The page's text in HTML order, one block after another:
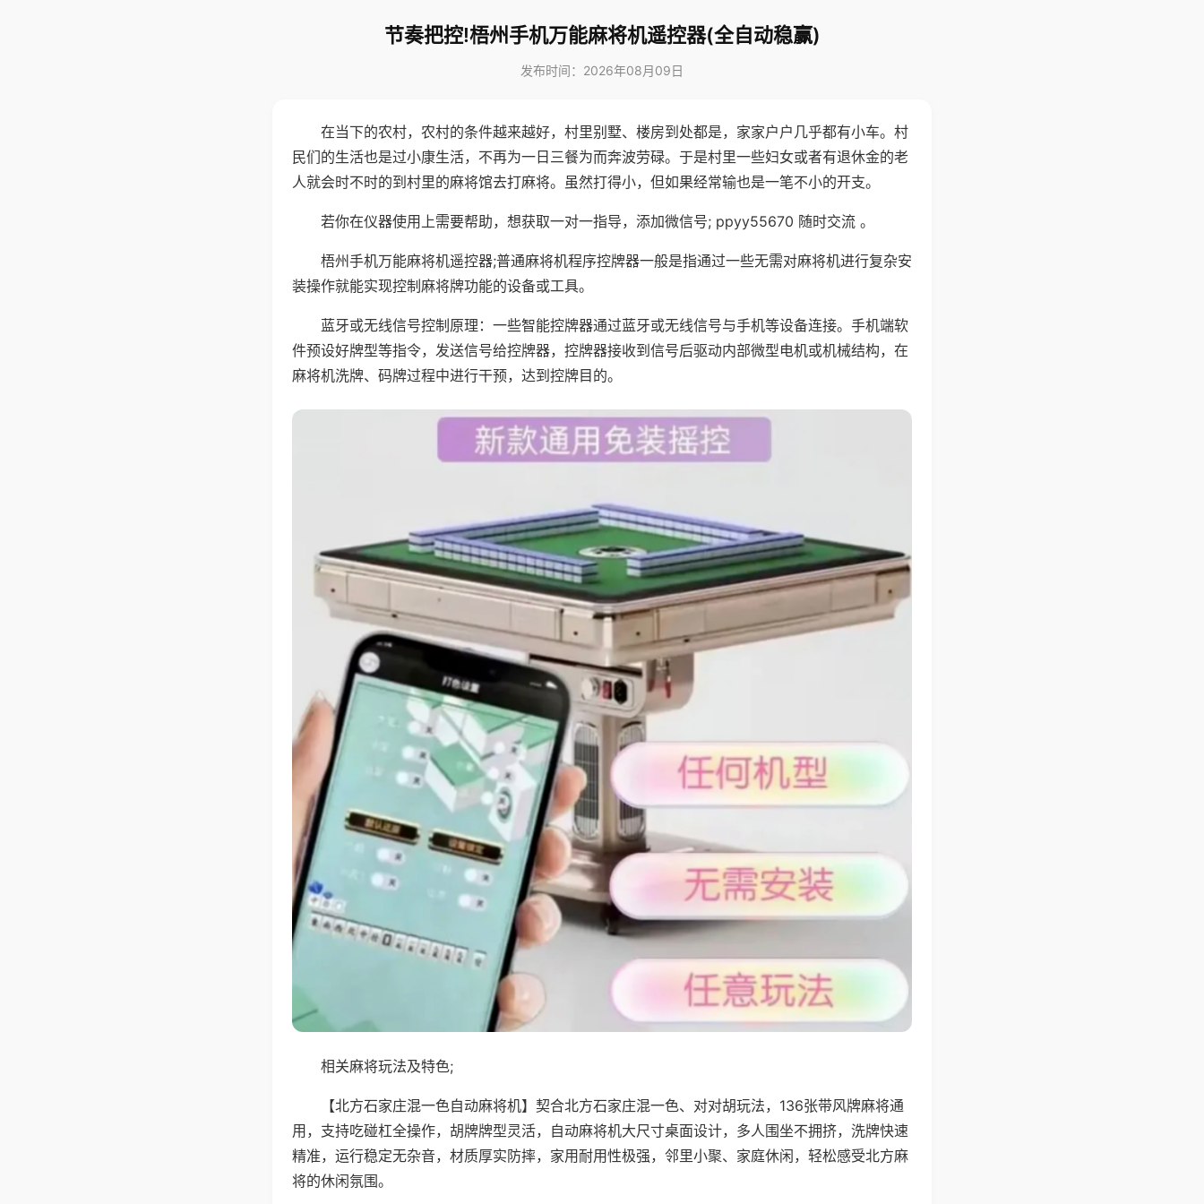
节奏把控!梧州手机万能麻将机遥控器(全自动稳赢)
发布时间：2026年08月09日
在当下的农村，农村的条件越来越好，村里别墅、楼房到处都是，家家户户几乎都有小车。村
民们的生活也是过小康生活，不再为一日三餐为而奔波劳碌。于是村里一些妇女或者有退休金的老
人就会时不时的到村里的麻将馆去打麻将。虽然打得小，但如果经常输也是一笔不小的开支。
若你在仪器使用上需要帮助，想获取一对一指导，添加微信号; ppyy55670 随时交流 。
梧州手机万能麻将机遥控器;普通麻将机程序控牌器一般是指通过一些无需对麻将机进行复杂安
装操作就能实现控制麻将牌功能的设备或工具。
蓝牙或无线信号控制原理：一些智能控牌器通过蓝牙或无线信号与手机等设备连接。手机端软
件预设好牌型等指令，发送信号给控牌器，控牌器接收到信号后驱动内部微型电机或机械结构，在
麻将机洗牌、码牌过程中进行干预，达到控牌目的。
相关麻将玩法及特色;
【北方石家庄混一色自动麻将机】契合北方石家庄混一色、对对胡玩法，136张带风牌麻将通
用，支持吃碰杠全操作，胡牌牌型灵活，自动麻将机大尺寸桌面设计，多人围坐不拥挤，洗牌快速
精准，运行稳定无杂音，材质厚实防摔，家用耐用性极强，邻里小聚、家庭休闲，轻松感受北方麻
将的休闲氛围。